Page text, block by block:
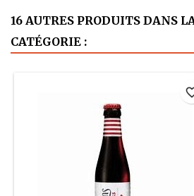
16 AUTRES PRODUITS DANS
CATÉGORIE :